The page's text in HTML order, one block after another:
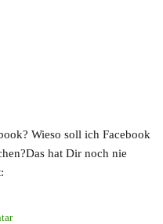
Wieso soll ich Facebook
hat Dir noch nie